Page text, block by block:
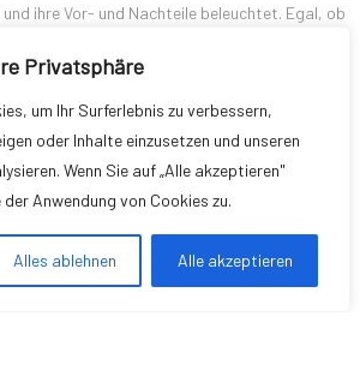
Privatsphäre
um Ihr Surferlebnis zu verbessern,
oder Inhalte einzusetzen und unseren
Wenn Sie auf „Alle akzeptieren"
Anwendung von Cookies zu.
Alles ablehnen Alle akzeptieren
ihre Vor- und Nachteile beleuchtet. Egal, ob
ES mit Pyrolyse, das Gorenje
Set 4, den Samsung Dual Fan
den Bauknecht BIR4 DP8FS2 ES entscheiden,
Sie ein hochwertiges und
in Ihrer Küche haben. Wählen Sie den
in Ihrer eigenen Küche.